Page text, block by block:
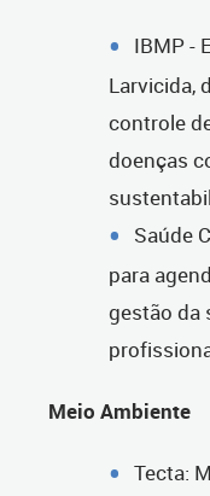
IBMP -
Larvicida,
controle
doenças
Saúde
para
gestão da
Meio Ambiente
Tecta: